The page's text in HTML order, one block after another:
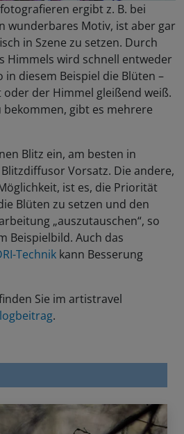
ergibt z. B. bei
wunderbares Motiv, ist aber gar
in Szene zu setzen. Durch
Himmels wird schnell entweder
diesem Beispiel die Blüten –
der Himmel gleißend weiß.
gibt es mehrere
Blitz ein, am besten in
Vorsatz. Die andere,
ist es, die Priorität
Blüten zu setzen und den
„auszutauschen“, so
Beispielbild. Auch das
Technik kann Besserung
Sie im artistravel
.